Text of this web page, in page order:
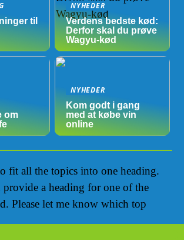
til
NYHEDER
Verdens bedste kød:
Derfor skal du prøve
Wagyu-kød
om
NYHEDER
Kom godt i gang
med at købe vin
online
fit all the topics into one heading.
provide a heading for one of the
Please let me know which top